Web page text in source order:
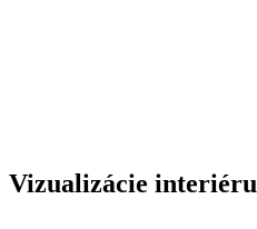
Vizualizácie interiéru